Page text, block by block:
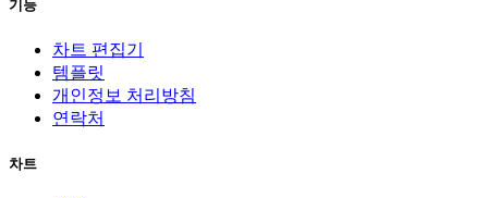
기능
차트 편집기
템플릿
개인정보 처리방침
연락처
차트